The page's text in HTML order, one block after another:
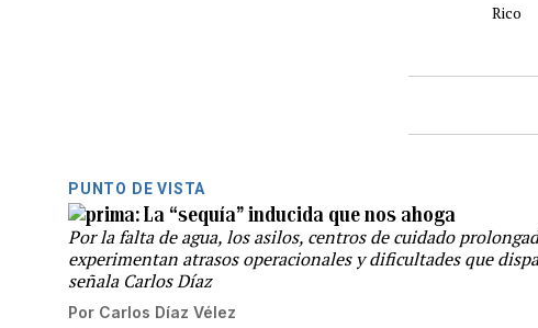
Rico
PUNTO DE VISTA
La “sequía” inducida que nos ahoga
Por la falta de agua, los asilos, centros de cuidado
experimentan atrasos operacionales y dificultades que
señala Carlos Díaz
Por Carlos Díaz Vélez